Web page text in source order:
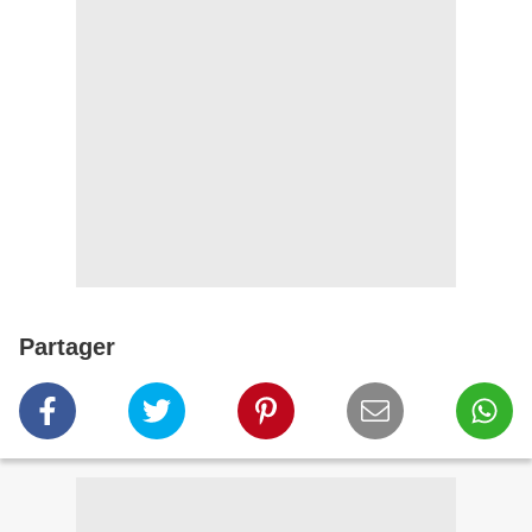
Partager